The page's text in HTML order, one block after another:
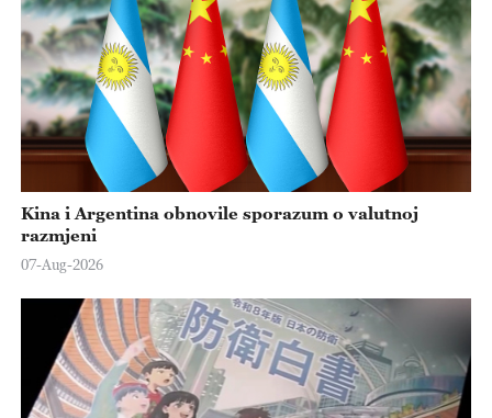
Kina i Argentina obnovile sporazum o valutnoj
razmjeni
07-Aug-2026